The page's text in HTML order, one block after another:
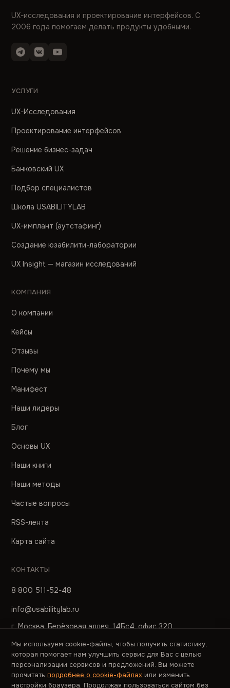
UX-исследования и проектирование интерфейсов. С
2006 года помогаем делать продукты удобными.
УСЛУГИ
UX-Исследования
Проектирование интерфейсов
Решение бизнес-задач
Банковский UX
Подбор специалистов
Школа USABILITYLAB
UX-имплант (аутстафинг)
Создание юзабилити-лаборатории
UX Insight — магазин исследований
КОМПАНИЯ
О компании
Кейсы
Отзывы
Почему мы
Манифест
Наши лидеры
Блог
Основы UX
Наши книги
Наши методы
Частые вопросы
RSS-лента
Карта сайта
КОНТАКТЫ
8 800 511-52-48
info@usabilitylab.ru
г. Москва, Берёзовая аллея, 14Бс4, офис 320
ПРЕСС-СЛУЖБА
pr@usabilitylab.ru
Мы используем cookie-файлы, чтобы получить статистику,
которая помогает нам улучшить сервис для Вас с целью
персонализации сервисов и предложений. Вы можете
прочитатьподробнее о cookie-файлах или изменить
настройки браузера. Продолжая пользоваться сайтом без